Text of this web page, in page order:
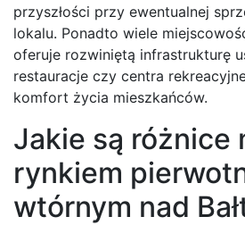
przyszłości przy ewentualnej
lokalu. Ponadto wiele
oferuje rozwiniętą infrastrukturę
restauracje czy centra
komfort życia mieszkańców.
Jakie są różnice
rynkiem
wtórnym nad